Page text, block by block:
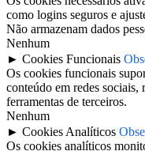
como logins seguros e
Não armazenam dados
Nenhum
► Cookies Funcionais
Os cookies funcionais
conteúdo em redes sociais,
ferramentas de terceiros.
Nenhum
► Cookies Analíticos
Os cookies analíticos